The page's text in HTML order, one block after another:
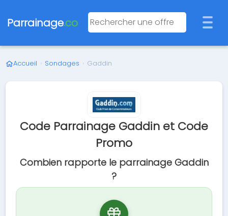
Parrainage.co
Accueil › Sondages › Gaddin
Code Parrainage Gaddin et Code
Promo
Combien rapporte le parrainage Gaddin
?